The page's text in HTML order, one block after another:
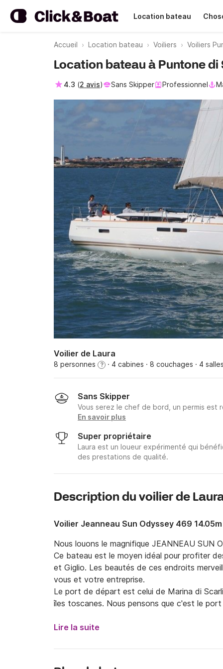
Location bateau
Accueil Location bateau Voiliers Voiliers
Location bateau à Puntone
4.3 (2 avis) Sans Skipper Professionnel
Voilier de Laura
8 personnes ? · 4 cabines · 8 couchages · 4
Sans Skipper
Vous serez le chef de bord, un permis est
En savoir plus
Super propriétaire
Laura est un loueur expérimenté qui
des prestations de qualité.
Description du voilier de
Voilier Jeanneau Sun Odyssey 469 14.05m
Nous louons le magnifique JEANNEAU SUN
Ce bateau est le moyen idéal pour profiter
et Giglio. Les beautés de ces endroits
vous et votre entreprise.
Le port de départ est celui de Marina di
îles toscanes. Nous pensons que c'est le
ceux qui voyagent en famille avec des
entrecoupées d'autant d'escales, le tout
Lire la suite